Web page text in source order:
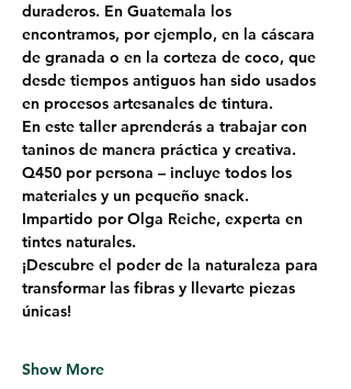
duraderos. En Guatemala los
encontramos, por ejemplo, en la cáscara
de granada o en la corteza de coco, que
desde tiempos antiguos han sido usados
en procesos artesanales de tintura.
En este taller aprenderás a trabajar con
taninos de manera práctica y creativa.
Q450 por persona – incluye todos los
materiales y un pequeño snack.
Impartido por Olga Reiche, experta en
tintes naturales.
¡Descubre el poder de la naturaleza para
transformar las fibras y llevarte piezas
únicas!
Show More